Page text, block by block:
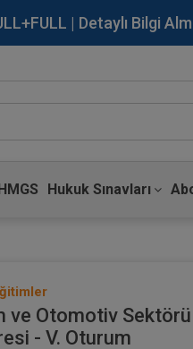
| Detaylı Bilgi
Hukuk Sınavları
ve Otomotiv
- V. Oturum